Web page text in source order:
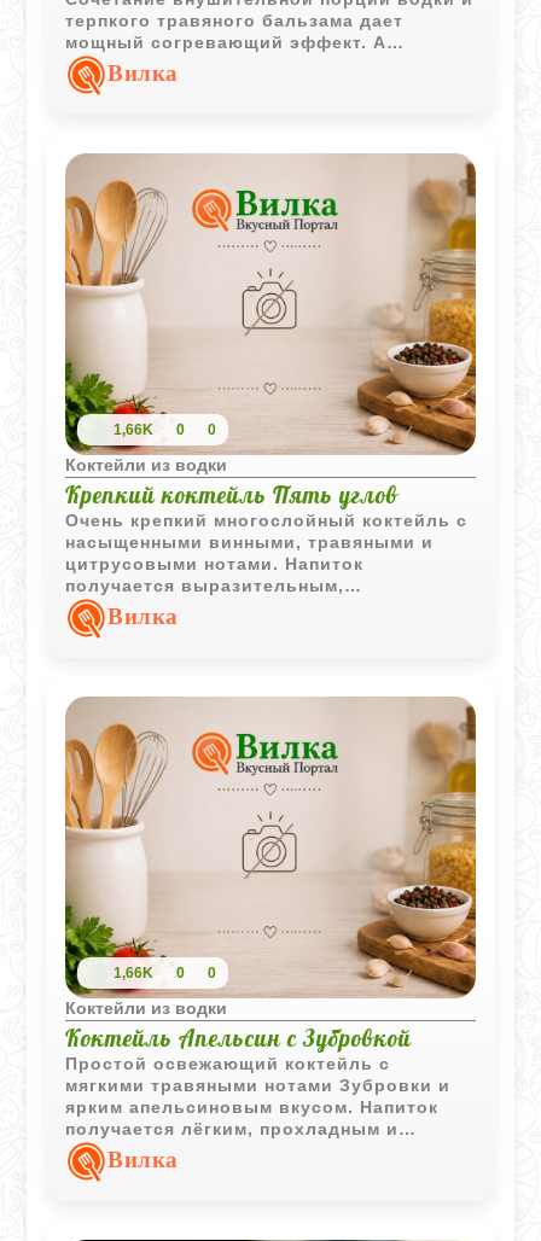
терпкого травяного бальзама дает
мощный согревающий эффект. А
маринованный огурчик на гарнир сразу
дает понять, что напиток серьезный, в
Вилка
1,66K 0 0
Коктейли из водки
Крепкий коктейль Пять углов
Очень крепкий многослойный коктейль с
насыщенными винными, травяными и
цитрусовыми нотами. Напиток
получается выразительным,
согревающим и рассчитан на любителей
сложных алкогольных сочетаний.
Вилка
1,66K 0 0
Коктейли из водки
Коктейль Апельсин с Зубровкой
Простой освежающий коктейль с
мягкими травяными нотами Зубровки и
ярким апельсиновым вкусом. Напиток
получается лёгким, прохладным и
отлично подходит для быстрой
домашней подачи.
Вилка